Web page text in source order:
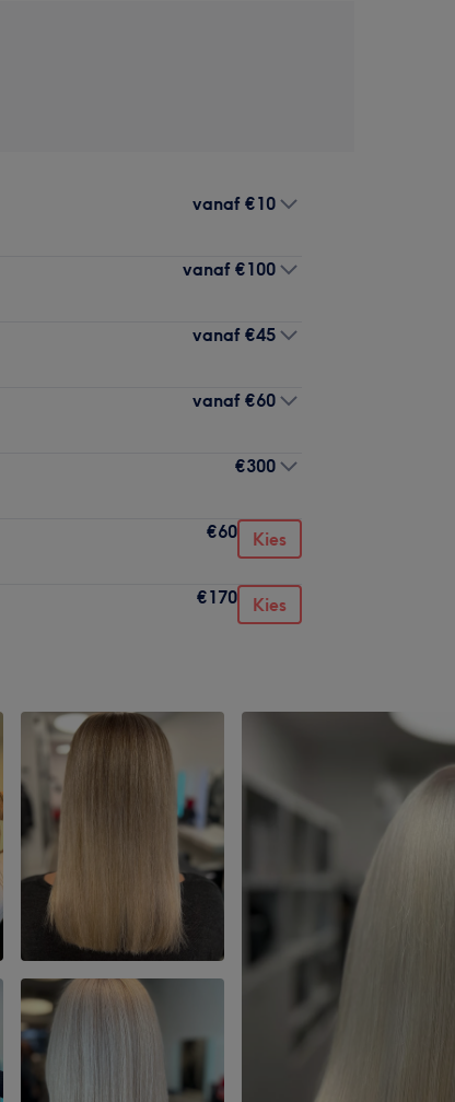
vanaf €10
vanaf €100
vanaf €45
vanaf €60
€300
€60 Kies
€170 Kies